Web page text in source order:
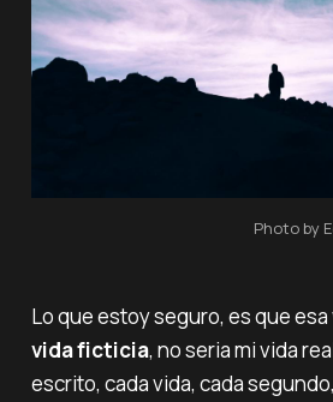
Photo by
Lo que estoy seguro, es que esa
vida ficticia, no seria mi vida
escrito, cada vida, cada